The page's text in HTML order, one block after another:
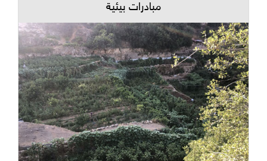
مبادرات بيئية